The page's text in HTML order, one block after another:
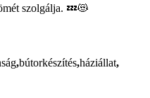
szolgálja. 💤😻
,bútorkészítés,háziállat,